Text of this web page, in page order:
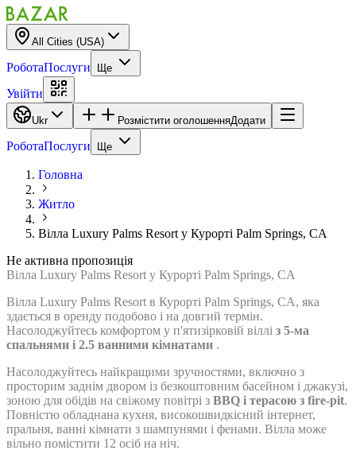
All Cities (USA)
РоботаПослуги Ще
Увійти
Ukr Розмістити оголошенняДодати
РоботаПослуги Ще
Головна
Житло
Вілла Luxury Palms Resort у Курорті Palm Springs, CA
Не активна пропозиція
Вілла Luxury Palms Resort у Курорті Palm Springs, CA
Вілла Luxury Palms Resort в Курорті Palm Springs, CA, яка
здається в оренду подобово і на довгий термін.
Насолоджуйтесь комфортом у п'ятизірковій віллі з 5-ма
спальнями і 2.5 ванними кімнатами .
Насолоджуйтесь найкращими зручностями, включно з
просторим заднім двором із безкоштовним басейном і джакузі,
зоною для обідів на свіжому повітрі з BBQ і терасою з fire-pit.
Повністю обладнана кухня, високошвидкісний інтернет,
пральня, ванні кімнати з шампунями і фенами. Вілла може
вільно помістити 12 осіб на ніч.